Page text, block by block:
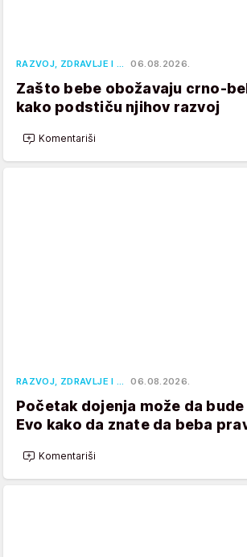
RAZVOJ, ZDRAVLJE I … 06.08.2026.
Zašto bebe obožavaju crno-
kako podstiču njihov razvoj
Komentariši
RAZVOJ, ZDRAVLJE I … 06.08.2026.
Početak dojenja može da bude
Evo kako da znate da beba
Komentariši